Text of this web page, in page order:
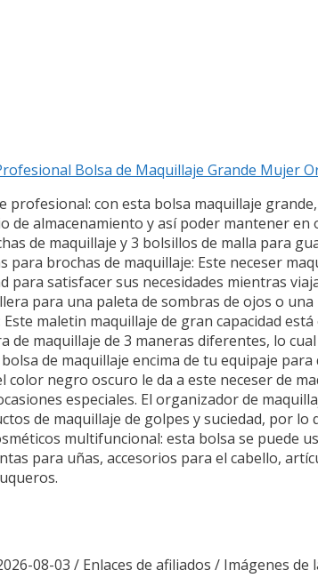
Bolsa de Maquillaje Grande Mujer
profesional: con esta bolsa maquillaje
de almacenamiento y así poder mantener
de maquillaje y 3 bolsillos de malla para
para brochas de maquillaje: Este neceser
para satisfacer sus necesidades mientras
para una paleta de sombras de ojos o una
Este maletin maquillaje de gran capacidad
de maquillaje de 3 maneras diferentes, lo
de maquillaje encima de tu equipaje para
color negro oscuro le da a este neceser de
especiales. El organizador de
de maquillaje de golpes y suciedad, por
multifuncional: esta bolsa se puede
para uñas, accesorios para el cabello,
08-03 / Enlaces de afiliados / Imágenes de